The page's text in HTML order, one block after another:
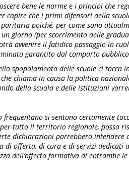
bene le norme e i principi che
capire che i primi difensori della
poiché, per come sono
giorno (per scorrimento delle
avvenire il fatidico passaggio in
garantito dal comparto
spopolamento delle scuole ci tocca
chiama in causa la politica
della scuola e delle istituzioni
frequentano si sentono certamente
tutto il territorio regionale, possa
dichiarazioni parrebbero intendere
di offerta, di cura e di servizi dedicati
dell’offerta formativa di entrambe